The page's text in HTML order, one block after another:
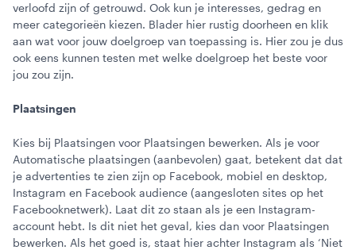
verloofd zijn of getrouwd. Ook kun je interesses, gedrag en
meer categorieën kiezen. Blader hier rustig doorheen en klik
aan wat voor jouw doelgroep van toepassing is. Hier zou je dus
ook eens kunnen testen met welke doelgroep het beste voor
jou zou zijn.
Plaatsingen
Kies bij Plaatsingen voor Plaatsingen bewerken. Als je voor
Automatische plaatsingen (aanbevolen) gaat, betekent dat dat
je advertenties te zien zijn op Facebook, mobiel en desktop,
Instagram en Facebook audience (aangesloten sites op het
Facebooknetwerk). Laat dit zo staan als je een Instagram-
account hebt. Is dit niet het geval, kies dan voor Plaatsingen
bewerken. Als het goed is, staat hier achter Instagram als ‘Niet